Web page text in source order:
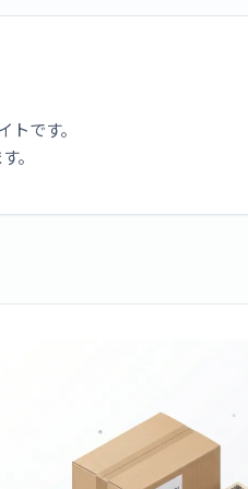
です。
。